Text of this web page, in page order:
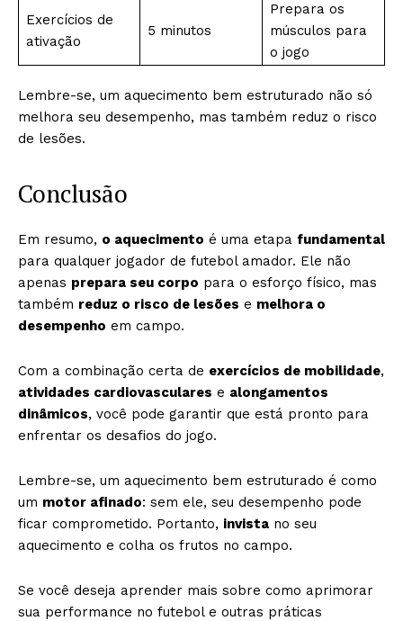
Exercícios de
ativação
5 minutos
Prepara os
músculos para
o jogo
Lembre-se, um aquecimento bem estruturado não só
melhora seu desempenho, mas também reduz o risco
de lesões.
Conclusão
Em resumo, o aquecimento é uma etapa fundamental
para qualquer jogador de futebol amador. Ele não
apenas prepara seu corpo para o esforço físico, mas
também reduz o risco de lesões e melhora o
desempenho em campo.
Com a combinação certa de exercícios de mobilidade,
atividades cardiovasculares e alongamentos
dinâmicos, você pode garantir que está pronto para
enfrentar os desafios do jogo.
Lembre-se, um aquecimento bem estruturado é como
um motor afinado: sem ele, seu desempenho pode
ficar comprometido. Portanto, invista no seu
aquecimento e colha os frutos no campo.
Se você deseja aprender mais sobre como aprimorar
sua performance no futebol e outras práticas